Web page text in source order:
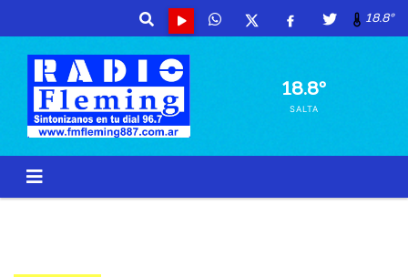
18.8º
18.8º
SALTA